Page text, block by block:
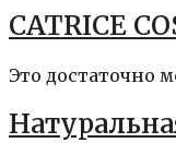
CATRICE
Это достаточно